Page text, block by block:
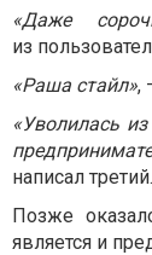
«Даже
из
«Раша стайл»,
«Уволилась
написал третий.
Позже
является и